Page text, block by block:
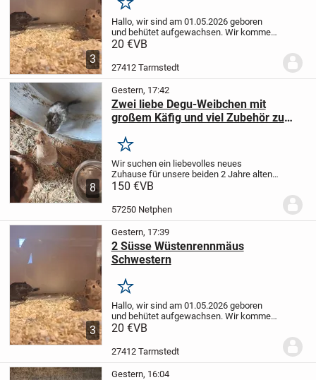
3
Merken
Hallo, wir sind am 01.05.2026 geboren
und behütet aufgewachsen. Wir kommen
aus einer privaten Kleinzucht und möchte
eine neue tolle Familie, wo wir ein tolles...
20 €VB
27412 Tarmstedt
8
Gestern, 17:42
Zwei liebe Degu-Weibchen mit
großem Käfig und viel Zubehör zu
Merken
Wir suchen ein liebevolles neues
Zuhause für unsere beiden 2 Jahre alten
Degu-Weibchen. Pikachu und Raichu. Die
und aktiv. Sie erkunden gerne ihre
Umgebung...
150 €VB
57250 Netphen
3
Gestern, 17:39
2 Süsse Wüstenrennmäus
Schwestern
Merken
Hallo, wir sind am 01.05.2026 geboren
und behütet aufgewachsen. Wir kommen
aus einer privaten Kleinzucht und möchte
eine neue tolle Familie, wo wir ein tolles...
20 €VB
27412 Tarmstedt
Gestern, 16:04